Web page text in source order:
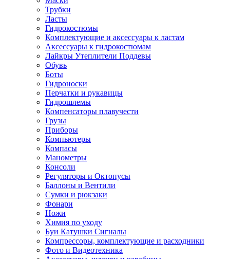
Трубки
Ласты
Гидрокостюмы
Комплектующие и аксессуары к ластам
Аксессуары к гидрокостюмам
Лайкры Утеплители Поддевы
Обувь
Боты
Гидроноски
Перчатки и рукавицы
Гидрошлемы
Компенсаторы плавучести
Грузы
Приборы
Компьютеры
Компасы
Манометры
Консоли
Регуляторы и Октопусы
Баллоны и Вентили
Сумки и рюкзаки
Фонари
Ножи
Химия по уходу
Буи Катушки Сигналы
Компрессоры, комплектующие и расходники
Фото и Видеотехника